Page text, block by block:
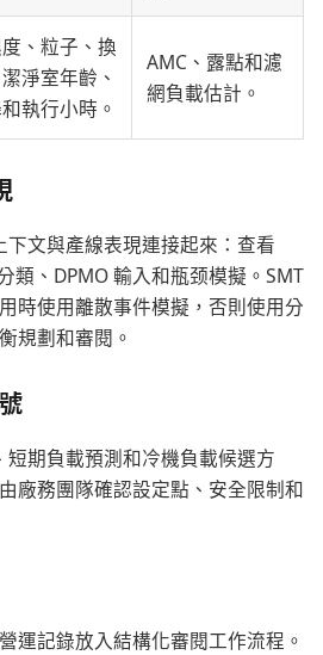
、粒子、換
淨室年齡、
執行小時。
AMC、露點和濾
網負載估計。
下文與產線表現連接起來：查看
類、DPMO 輸入和瓶颈模擬。SMT
時使用離散事件模擬，否則使用分
規劃和審閱。
短期負載預測和冷機負載候選方
廠務團隊確認設定點、安全限制和
運記錄放入結構化審閱工作流程。